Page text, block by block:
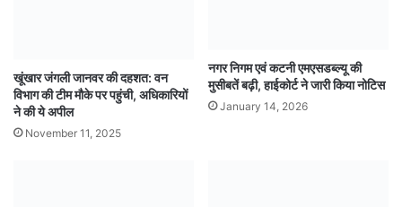
खूंखार जंगली जानवर की दहशत: वन
विभाग की टीम मौके पर पहुंची, अधिकारियों
ने की ये अपील
November 11, 2025
नगर निगम एवं कटनी एमएसडब्ल्यू की
मुसीबतें बढ़ी, हाईकोर्ट ने जारी किया नोटिस
January 14, 2026